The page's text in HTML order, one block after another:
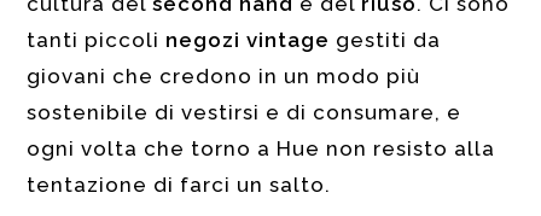
tanti piccoli negozi vintage gestiti da
giovani che credono in un modo più
sostenibile di vestirsi e di consumare, e
ogni volta che torno a Hue non resisto alla
tentazione di farci un salto.